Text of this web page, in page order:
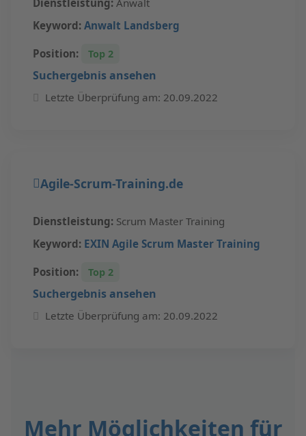
Keyword: Anwalt Landsberg
Position: Top 2
Suchergebnis ansehen
Letzte Überprüfung am: 20.09.2022
Agile-Scrum-Training.de
Dienstleistung: Scrum Master Training
Keyword: EXIN Agile Scrum Master Training
Position: Top 2
Suchergebnis ansehen
Letzte Überprüfung am: 20.09.2022
Mehr Möglichkeiten für